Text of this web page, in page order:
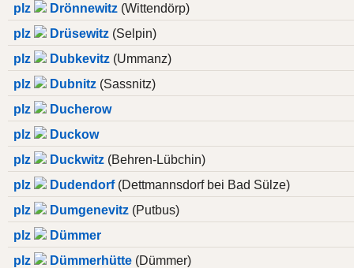
plz
Drönnewitz (Wittendörp)
plz
Drüsewitz (Selpin)
plz
Dubkevitz (Ummanz)
plz
Dubnitz (Sassnitz)
plz
Ducherow
plz
Duckow
plz
Duckwitz (Behren-Lübchin)
plz
Dudendorf(Dettmannsdorf bei Bad Sülze)
plz
Dumgenevitz (Putbus)
plz
Dümmer
plz
Dümmerhütte (Dümmer)